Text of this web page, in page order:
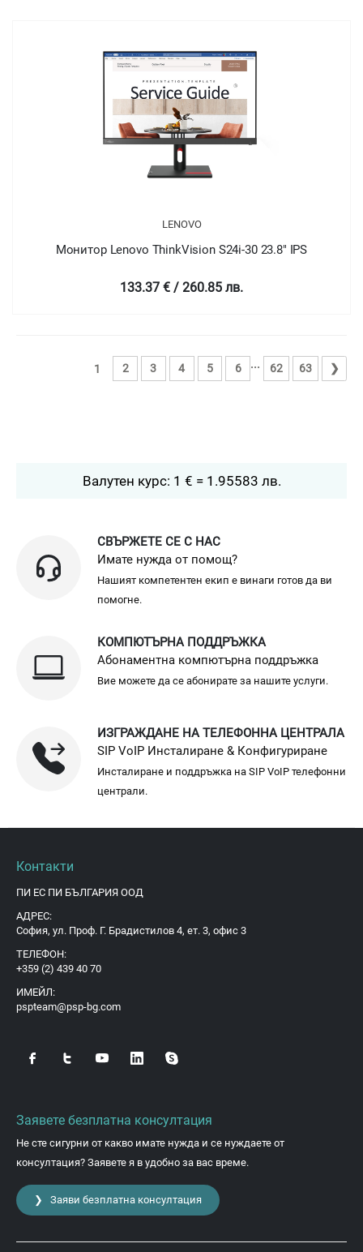
LENOVO
Монитор Lenovo ThinkVision S24i-30 23.8" IPS
133.37 € / 260.85 лв.
1 2 3 4 5 6 ... 62 63 ❯
Валутен курс: 1 € = 1.95583 лв.
СВЪРЖЕТЕ СЕ С НАС
Имате нужда от помощ?
Нашият компетентен екип е винаги готов да ви
помогне.
КОМПЮТЪРНА ПОДДРЪЖКА
Абонаментна компютърна поддръжка
Вие можете да се абонирате за нашите услуги.
ИЗГРАЖДАНЕ НА ТЕЛЕФОННА ЦЕНТРАЛА
SIP VoIP Инсталиране & Конфигуриране
Инсталиране и поддръжка на SIP VoIP телефонни
централи.
Контакти
ПИ ЕС ПИ БЪЛГАРИЯ ООД
АДРЕС:
София, ул. Проф. Г. Брадистилов 4, ет. 3, офис 3
ТЕЛЕФОН:
+359 (2) 439 40 70
ИМЕЙЛ:
pspteam@psp-bg.com
Заявете безплатна консултация
Не сте сигурни от какво имате нужда и се нуждаете от
консултация? Заявете я в удобно за вас време.
❯ Заяви безплатна консултация